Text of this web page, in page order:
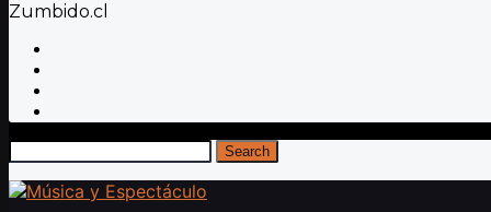
Zumbido.cl
Search